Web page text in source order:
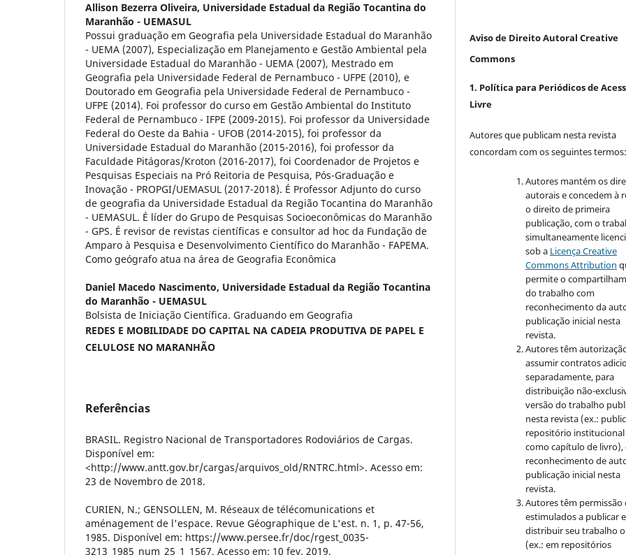
Allison Bezerra Oliveira, Universidade Estadual da Região Tocantina do
Maranhão - UEMASUL
Possui graduação em Geografia pela Universidade Estadual do Maranhão
- UEMA (2007), Especialização em Planejamento e Gestão Ambiental pela
Universidade Estadual do Maranhão - UEMA (2007), Mestrado em
Geografia pela Universidade Federal de Pernambuco - UFPE (2010), e
Doutorado em Geografia pela Universidade Federal de Pernambuco -
UFPE (2014). Foi professor do curso em Gestão Ambiental do Instituto
Federal de Pernambuco - IFPE (2009-2015). Foi professor da Universidade
Federal do Oeste da Bahia - UFOB (2014-2015), foi professor da
Universidade Estadual do Maranhão (2015-2016), foi professor da
Faculdade Pitágoras/Kroton (2016-2017), foi Coordenador de Projetos e
Pesquisas Especiais na Pró Reitoria de Pesquisa, Pós-Graduação e
Inovação - PROPGI/UEMASUL (2017-2018). É Professor Adjunto do curso
de geografia da Universidade Estadual da Região Tocantina do Maranhão
- UEMASUL. É líder do Grupo de Pesquisas Socioeconômicas do Maranhão
- GPS. É revisor de revistas científicas e consultor ad hoc da Fundação de
Amparo à Pesquisa e Desenvolvimento Científico do Maranhão - FAPEMA.
Como geógrafo atua na área de Geografia Econômica
Daniel Macedo Nascimento, Universidade Estadual da Região Tocantina
do Maranhão - UEMASUL
Bolsista de Iniciação Científica. Graduando em Geografia
REDES E MOBILIDADE DO CAPITAL NA CADEIA PRODUTIVA DE PAPEL E
CELULOSE NO MARANHÃO
Referências
BRASIL. Registro Nacional de Transportadores Rodoviários de Cargas.
Disponível em:
<http://www.antt.gov.br/cargas/arquivos_old/RNTRC.html>. Acesso em:
23 de Novembro de 2018.
CURIEN, N.; GENSOLLEN, M. Réseaux de télécomunications et
aménagement de l'espace. Revue Géographique de L'est. n. 1, p. 47-56,
1985. Disponível em: https://www.persee.fr/doc/rgest_0035-
3213_1985_num_25_1_1567. Acesso em: 10 fev. 2019.
Aviso de Direito Autoral Creative
Commons
1. Política para Periódicos de
Livre
Autores que publicam nesta revista
concordam com os seguintes termos:
Autores mantém os
autorais e concedem à
o direito de primeira
publicação, com o
simultaneamente
sob a Licença Creative
Commons Attribution
permite o
do trabalho com
reconhecimento da
publicação inicial nesta
revista.
Autores têm
assumir contratos
separadamente, para
distribuição não-
versão do trabalho
nesta revista (ex.:
repositório institucional
como capítulo de livro),
reconhecimento de
publicação inicial nesta
revista.
Autores têm permissão
estimulados a publicar e
distribuir seu trabalho
(ex.: em repositórios